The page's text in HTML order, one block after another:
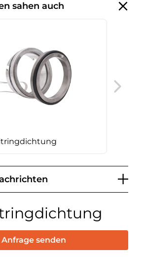
sahen auch
Anfrage senden